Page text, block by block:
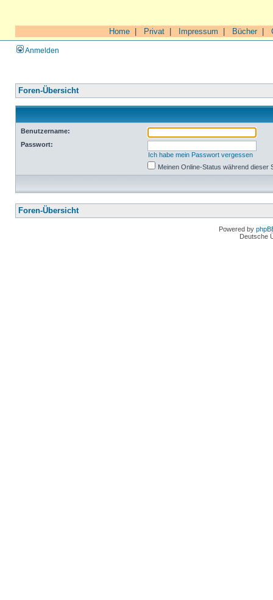
Home Privat Impressum Bücher|
Anmelden
Foren-Übersicht
Benutzername:
Passwort:
Ich habe mein Passwort vergessen
Meinen Online-Status während dieser
Foren-Übersicht
Powered by
Deutsche